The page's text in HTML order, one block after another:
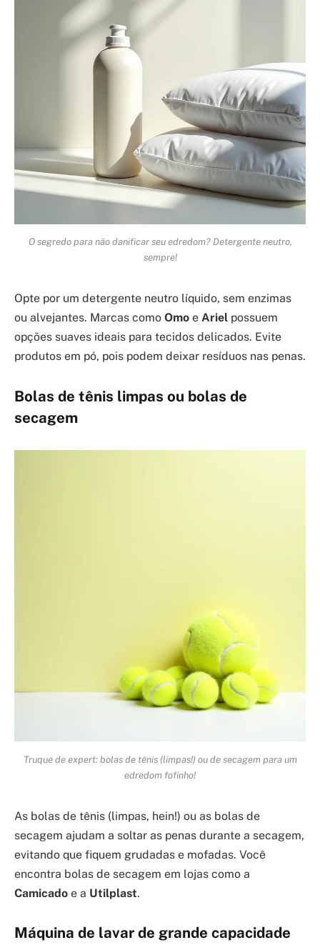
O segredo para não danificar seu edredom? Detergente neutro,
sempre!
Opte por um detergente neutro líquido, sem enzimas
ou alvejantes. Marcas como Omo e Ariel possuem
opções suaves ideais para tecidos delicados. Evite
produtos em pó, pois podem deixar resíduos nas penas.
Bolas de tênis limpas ou bolas de
secagem
Truque de expert: bolas de tênis (limpas!) ou de secagem para um
edredom fofinho!
As bolas de tênis (limpas, hein!) ou as bolas de
secagem ajudam a soltar as penas durante a secagem,
evitando que fiquem grudadas e mofadas. Você
encontra bolas de secagem em lojas como a
Camicado e a Utilplast.
Máquina de lavar de grande capacidade